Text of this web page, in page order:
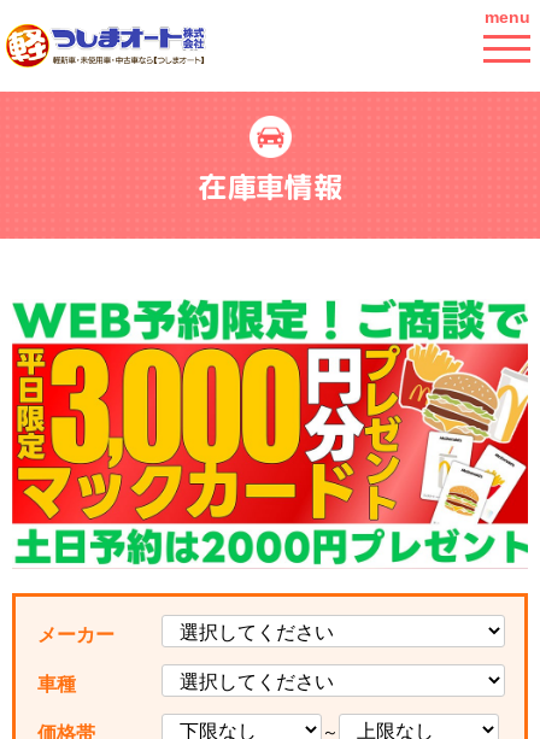
menu
在庫車情報
メーカー
車種
価格帯 ～